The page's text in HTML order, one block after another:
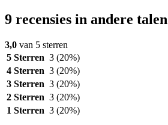
9 recensies in andere talen
3,0 van 5 sterren
5 Sterren 3 (20%)
4 Sterren 3 (20%)
3 Sterren 3 (20%)
2 Sterren 3 (20%)
1 Sterren 3 (20%)